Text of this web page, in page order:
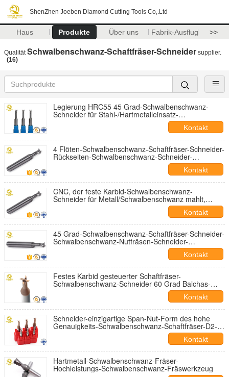
ShenZhen Joeben Diamond Cutting Tools Co,.Ltd
Haus Produkte Über uns Fabrik-Ausflug >>
QualitätSchwalbenschwanz-Schaftfräser-Schneider supplier.
(16)
Legierung HRC55 45 Grad-Schwalbenschwanz-
Schneider für Stahl-/Hartmetalleinsatz-
Kontakt
4 Flöten-Schwalbenschwanz-Schaftfräser-Schneider-
Rückseiten-Schwalbenschwanz-Schneider-
Kontakt
CNC, der feste Karbid-Schwalbenschwanz-
Schneider für Metall/Schwalbenschwanz mahlt,
Kontakt
45 Grad-Schwalbenschwanz-Schaftfräser-Schneider-
Schwalbenschwanz-Nutfräsen-Schneider-
Kontakt
Festes Karbid gesteuerter Schaftfräser-
Schwalbenschwanz-Schneider 60 Grad Balchas-
Kontakt
Schneider-einzigartige Span-Nut-Form des hohe
Genauigkeits-Schwalbenschwanz-Schaftfräser-D2-
Kontakt
Hartmetall-Schwalbenschwanz-Fräser-
Hochleistungs-Schwalbenschwanz-Fräswerkzeug